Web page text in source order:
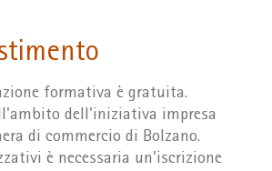
formativa è gratuita.
dell'iniziativa impresa
di commercio di Bolzano.
è necessaria un'iscrizione